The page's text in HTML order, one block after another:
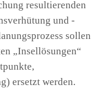
resultierenden
und -
sollen
„Insellösungen“
ersetzt werden.